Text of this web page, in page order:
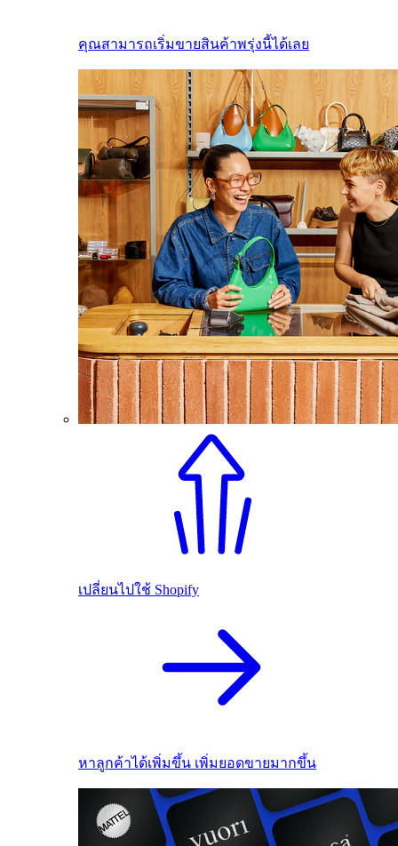
คุณสามารถเริ่มขายสินค้าพรุ่งนี้ได้เลย
เปลี่ยนไปใช้ Shopify
หาลูกค้าได้เพิ่มขึ้น เพิ่มยอดขายมากขึ้น